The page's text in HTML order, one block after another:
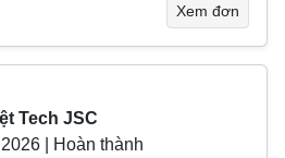
Xem đơn
Tech JSC
Hoàn thành